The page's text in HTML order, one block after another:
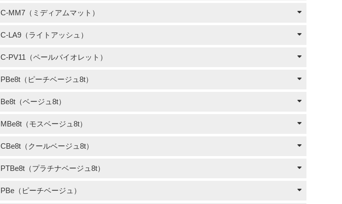
C-MM7（ミディアムマット）
C-LA9（ライトアッシュ）
C-PV11（ペールバイオレット）
PBe8t（ピーチベージュ8t）
Be8t（ベージュ8t）
MBe8t（モスベージュ8t）
CBe8t（クールベージュ8t）
PTBe8t（プラチナベージュ8t）
PBe（ピーチベージュ）